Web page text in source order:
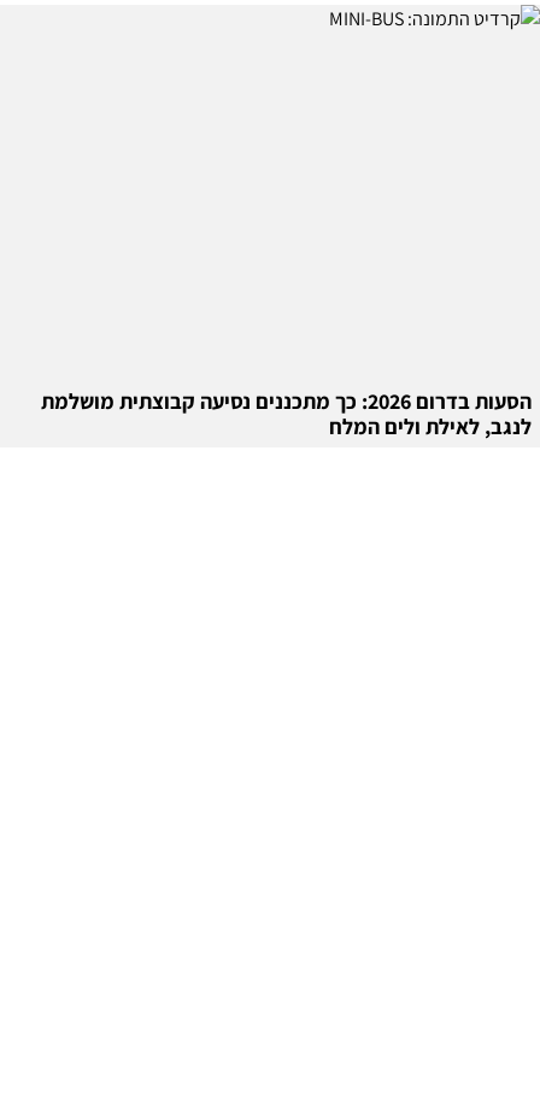
הסעות בדרום 2026: כך מתכננים נסיעה קבוצתית מושלמת
לנגב, לאילת ולים המלח